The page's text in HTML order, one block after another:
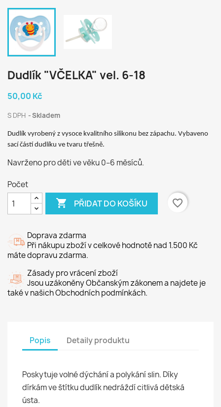
Dudlík "VČELKA" vel. 6-18
50,00 Kč
S DPH Skladem
Dudlík vyrobený z vysoce kvalitního silikonu bez zápachu. Vybaveno
sací částí dudlíku ve tvaru třešně.
Navrženo pro děti ve věku 0–6 měsíců.
Počet
 PŘIDAT DO KOŠÍKU favorite_border
Doprava zdarma
Při nákupu zboží v celkové hodnotě nad 1.500 Kč
máte dopravu zdarma.
Zásady pro vrácení zboží
Jsou uzákoněny Občanským zákonem a najdete je
také v našich Obchodních podmínkách.
Popis Detaily produktu
Poskytuje volné dýchání a polykání slin. Díky
dírkám ve štítku dudlík nedráždí citlivá dětská
ústa.